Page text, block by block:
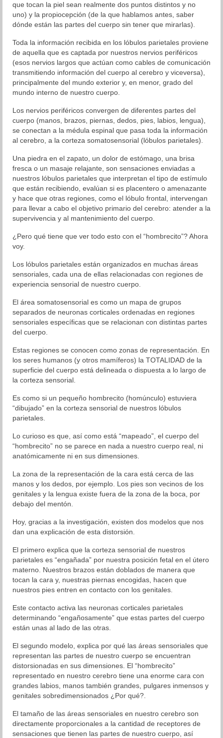
que tocan la piel sean realmente dos puntos distintos y no
uno) y la propiocepción (de la que hablamos antes, saber
dónde están las partes del cuerpo sin tener que mirarlas).
Toda la información recibida en los lóbulos parietales proviene
de aquella que es captada por nuestros nervios periféricos
(esos nervios largos que actúan como cables de comunicación
transmitiendo información del cuerpo al cerebro y viceversa),
principalmente del mundo exterior y, en menor, grado del
mundo interno de nuestro cuerpo.
Los nervios periféricos convergen de diferentes partes del
cuerpo (manos, brazos, piernas, dedos, pies, labios, lengua),
se conectan a la médula espinal que pasa toda la información
al cerebro, a la corteza somatosensorial (lóbulos parietales).
Una piedra en el zapato, un dolor de estómago, una brisa
fresca o un masaje relajante, son sensaciones enviadas a
nuestros lóbulos parietales que interpretan el tipo de estímulo
que están recibiendo, evalúan si es placentero o amenazante
y hace que otras regiones, como el lóbulo frontal, intervengan
para llevar a cabo el objetivo primario del cerebro: atender a la
supervivencia y al mantenimiento del cuerpo.
¿Pero qué tiene que ver todo esto con el “hombrecito”? Ahora
voy.
Los lóbulos parietales están organizados en muchas áreas
sensoriales, cada una de ellas relacionadas con regiones de
experiencia sensorial de nuestro cuerpo.
El área somatosensorial es como un mapa de grupos
separados de neuronas corticales ordenadas en regiones
sensoriales específicas que se relacionan con distintas partes
del cuerpo.
Estas regiones se conocen como zonas de representación. En
los seres humanos (y otros mamíferos) la TOTALIDAD de la
superficie del cuerpo está delineada o dispuesta a lo largo de
la corteza sensorial.
Es como si un pequeño hombrecito (homúnculo) estuviera
“dibujado” en la corteza sensorial de nuestros lóbulos
parietales.
Lo curioso es que, así como está “mapeado”, el cuerpo del
“hombrecito” no se parece en nada a nuestro cuerpo real, ni
anatómicamente ni en sus dimensiones.
La zona de la representación de la cara está cerca de las
manos y los dedos, por ejemplo. Los pies son vecinos de los
genitales y la lengua existe fuera de la zona de la boca, por
debajo del mentón.
Hoy, gracias a la investigación, existen dos modelos que nos
dan una explicación de esta distorsión.
El primero explica que la corteza sensorial de nuestros
parietales es “engañada” por nuestra posición fetal en el útero
materno. Nuestros brazos están doblados de manera que
tocan la cara y, nuestras piernas encogidas, hacen que
nuestros pies entren en contacto con los genitales.
Este contacto activa las neuronas corticales parietales
determinando “engañosamente” que estas partes del cuerpo
están unas al lado de las otras.
El segundo modelo, explica por qué las áreas sensoriales que
representan las partes de nuestro cuerpo se encuentran
distorsionadas en sus dimensiones. El “hombrecito”
representado en nuestro cerebro tiene una enorme cara con
grandes labios, manos también grandes, pulgares inmensos y
genitales sobredimensionados ¿Por qué?.
El tamaño de las áreas sensoriales en nuestro cerebro son
directamente proporcionales a la cantidad de receptores de
sensaciones que tienen las partes de nuestro cuerpo, así